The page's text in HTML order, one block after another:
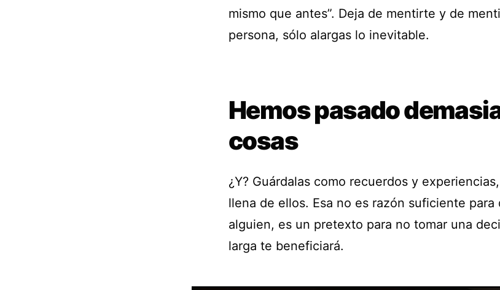
mismo que antes”. Deja de mentirte y de
persona, sólo alargas lo inevitable.
Hemos pasado
cosas
¿Y? Guárdalas como recuerdos y
llena de ellos. Esa no es razón suficiente para
alguien, es un pretexto para no tomar una
larga te beneficiará.